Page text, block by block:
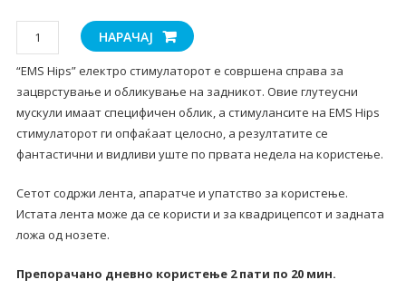
EMS
Hips
-
електро
стимулатор
количина
НАРАЧАЈ
“EMS Hips” електро стимулаторот е совршена справа за
зацврстување и обликување на задникот. Овие глутеусни
мускули имаат специфичен облик, а стимулансите на EMS Hips
стимулаторот ги опфаќаат целосно, а резултатите се
фантастични и видливи уште по првата недела на користење.
Сетот содржи лента, апаратче и упатство за користење.
Истата лента може да се користи и за квадрицепсот и задната
ложа од нозете.
Препорачано дневно користење 2 пати по 20 мин.